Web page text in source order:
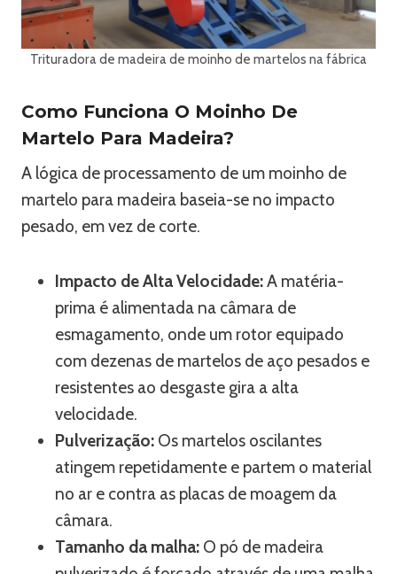
Trituradora de madeira de moinho de martelos na fábrica
Como Funciona O Moinho De
Martelo Para Madeira?
A lógica de processamento de um moinho de
martelo para madeira baseia-se no impacto
pesado, em vez de corte.
Impacto de Alta Velocidade:A matéria-
prima é alimentada na câmara de
esmagamento, onde um rotor equipado
com dezenas de martelos de aço pesados e
resistentes ao desgaste gira a alta
velocidade.
Pulverização: Os martelos oscilantes
atingem repetidamente e partem o material
no ar e contra as placas de moagem da
câmara.
Tamanho da malha: O pó de madeira